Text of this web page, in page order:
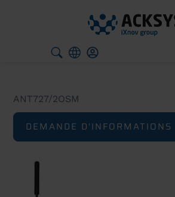
ANT727/2OSM
DEMANDE D'INFORMATIONS